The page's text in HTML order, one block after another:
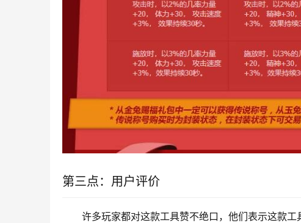
第三点：用户评价
许多玩家都对这款工具赞不绝口，他们表示这款